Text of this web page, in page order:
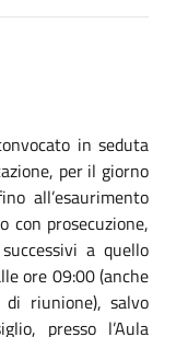
in seduta
per il giorno
all’esaurimento
con prosecuzione,
a quello
ore 09:00 (anche
riunione), salvo
presso l’Aula